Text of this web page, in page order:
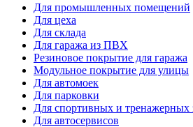
Для промышленных помещений
Для цеха
Для склада
Для гаража из ПВХ
Резиновое покрытие для гаража
Модульное покрытие для улицы
Для автомоек
Для парковки
Для спортивных и тренажерных
Для автосервисов